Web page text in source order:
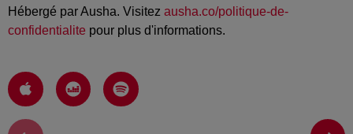
Hébergé par Ausha. Visitez ausha.co/politique-de-
confidentialite pour plus d'informations.